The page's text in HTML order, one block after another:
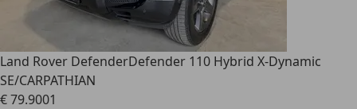
Land Rover DefenderDefender 110 Hybrid X-Dynamic
SE/CARPATHIAN
€ 79.9001